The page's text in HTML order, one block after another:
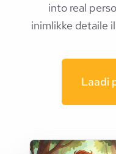
into real
inimlikke detaile
Laadi